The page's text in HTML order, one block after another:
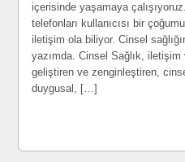
içerisinde yaşamaya
telefonları kullanıcısı bir
iletişim ola biliyor. Cinsel
yazımda. Cinsel Sağlık,
geliştiren ve zenginleştiren,
duygusal, […]